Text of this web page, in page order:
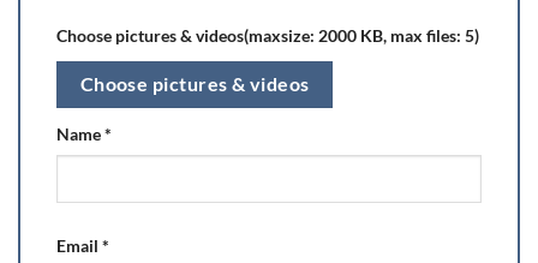
Choose pictures & videos(maxsize: 2000 KB, max files: 5)
Choose pictures & videos
Name*
Email *